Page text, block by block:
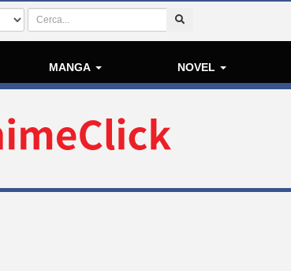
MANGA NOVEL